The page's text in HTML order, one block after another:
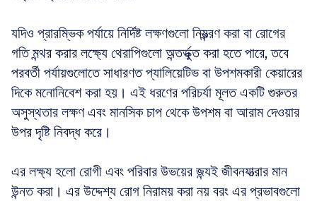
যদিও প্রারম্ভিক পর্যায়ে নির্দিষ্ট লক্ষণগুলো নিয়ন্ত্রণ করা বা রোগের
গতি মন্থর করার লক্ষ্যে থেরাপিগুলো অন্তর্ভুক্ত করা হতে পারে, তবে
পরবর্তী পর্যায়গুলোতে সাধারণত প্যালিয়েটিভ বা উপশমকারী কেয়ারের
দিকে মনোনিবেশ করা হয়। এই ধরণের পরিচর্যা মূলত একটি গুরুতর
অসুস্থতার লক্ষণ এবং মানসিক চাপ থেকে উপশম বা আরাম দেওয়ার
উপর দৃষ্টি নিবদ্ধ করে।
এর লক্ষ্য হলো রোগী এবং পরিবার উভয়ের জন্যই জীবনযাত্রার মান
উন্নত করা। এর উদ্দেশ্য রোগ নিরাময় করা নয় বরং এর প্রভাবগুলো